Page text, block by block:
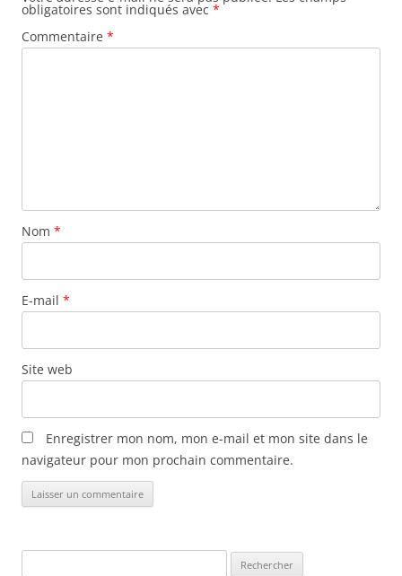
t
i
t
c
e
s
obligatoires sont indiqués avec *
Commentaire *
Nom *
E-mail *
Site web
Enregistrer mon nom, mon e-mail et mon site dans le
navigateur pour mon prochain commentaire.